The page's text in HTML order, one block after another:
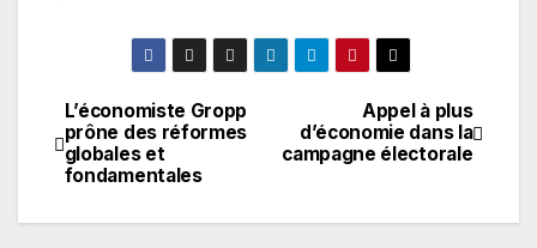
Navigation
de
l’article
Appel à plus
d’économie dans la
campagne électorale
L’économiste Gropp
prône des réformes
globales et
fondamentales